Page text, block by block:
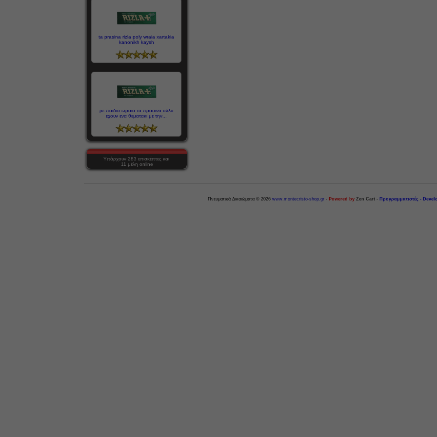
ta prasina rizla poly wraia xartakia
kanonikh kaysh
ρε παιδια ωραια τα πρασινα αλλα
εχουν ενα θεματακι με την...
Υπάρχουν 283 επισκέπτες και
11 μέλη online
Πνευματικά Δικαιώματα © 2026 www.montecristo-shop.gr - Powered by Zen Cart - Προγραμματιστές -